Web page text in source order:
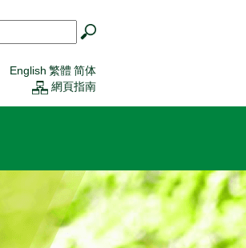
English 繁體 简体
網頁指南